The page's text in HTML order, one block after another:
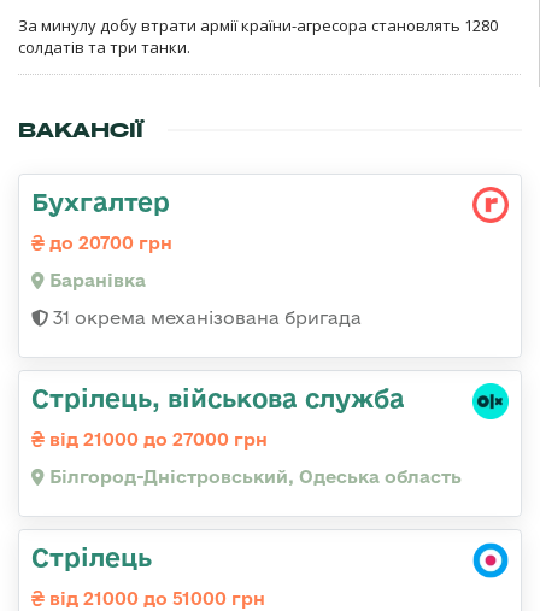
За минулу добу втрати армії країни-агресора становлять 1280
солдатів та три танки.
ВАКАНСІЇ
Бухгалтер
до 20700 грн
Баранівка
31 окрема механізована бригада
Стрілець, військова служба
від 21000 до 27000 грн
Білгород-Дністровський, Одеська область
Стрілець
від 21000 до 51000 грн